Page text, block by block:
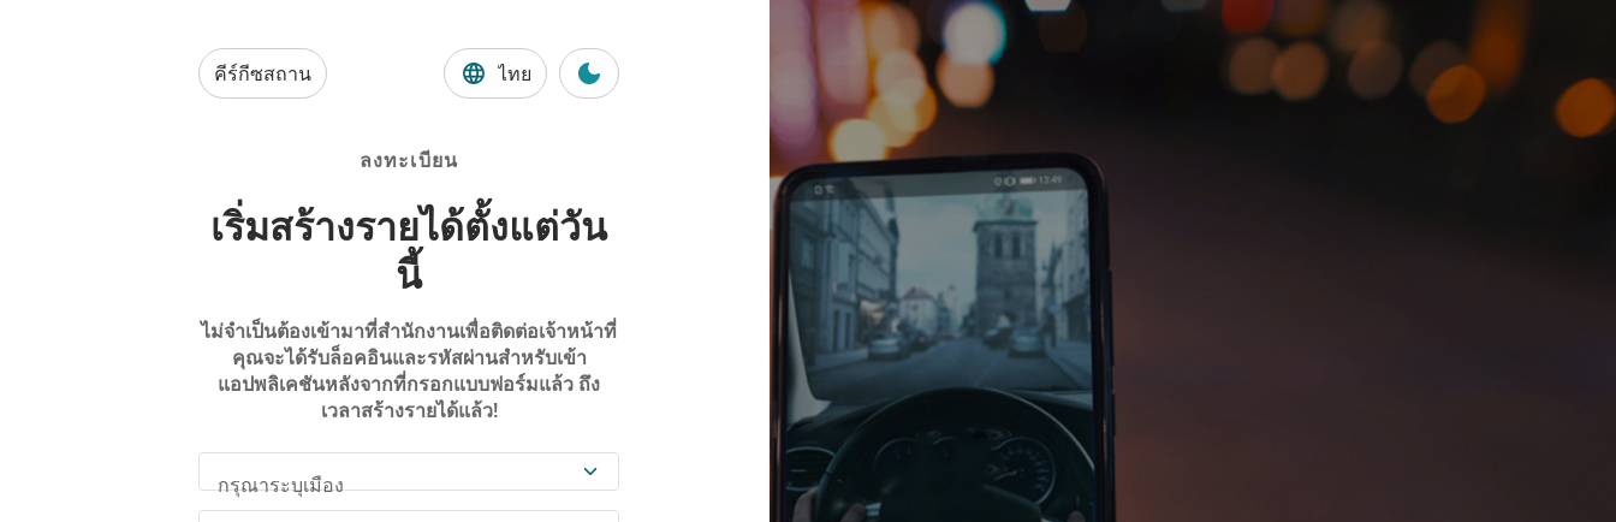
คีร์กีซสถาน ไทย
ลงทะเบียน
เริ่มสร้างรายได้ตั้งแต่วัน
นี้
ไม่จำเป็นต้องเข้ามาที่สำนักงานเพื่อติดต่อเจ้าหน้าที่
คุณจะได้รับล็อคอินและรหัสผ่านสำหรับเข้า
แอปพลิเคชันหลังจากที่กรอกแบบฟอร์มแล้ว ถึง
เวลาสร้างรายได้แล้ว!
กรุณาระบุเมือง